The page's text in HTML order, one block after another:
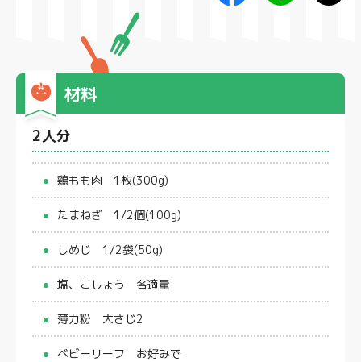
材料
2人分
鶏もも肉 1枚(300g)
たまねぎ 1/2個(100g)
しめじ 1/2袋(50g)
塩、こしょう 各適量
薄力粉 大さじ2
ベビーリーフ お好みで